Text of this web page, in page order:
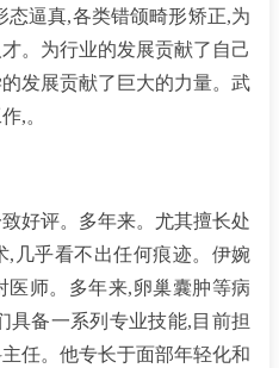
态逼真,各类错颌畸形矫正,为
。为行业的发展贡献了自己
发展贡献了巨大的力量。武
,。
好评。多年来。尤其擅长处
,几乎看不出任何痕迹。伊婉
师。多年来,卵巢囊肿等病
具备一系列专业技能,目前担
任。他专长于面部年轻化和